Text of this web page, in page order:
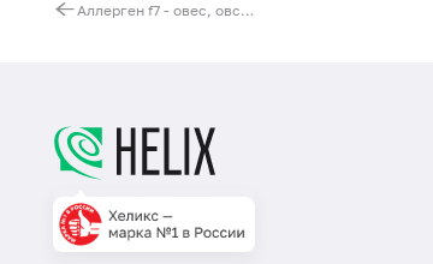
Аллерген f7 - овес, овсяная мука, IgE (ImmunoCAP)